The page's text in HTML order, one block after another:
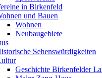
in Birkenfeld
und Bauen
Wohnen
Neubaugebiete
Sehenswürdigkeiten
Geschichte Birkenfelder